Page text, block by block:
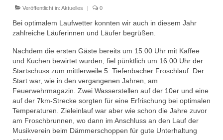
Veröffentlicht in: Aktuelles | 0
Bei optimalem Laufwetter konnten wir auch in diesem Jahr
zahlreiche Läuferinnen und Läufer begrüßen.
Nachdem die ersten Gäste bereits um 15.00 Uhr mit Kaffee
und Kuchen bewirtet wurden, fiel pünktlich um 16.00 Uhr der
Startschuss zum mittlerweile 5. Tiefenbacher Froschlauf. Der
Start war, wie in den vergangenen Jahren, am
Feuerwehrmagazin. Zwei Wasserstellen auf der 10er und eine
auf der 7km-Strecke sorgten für eine Erfrischung bei optimalen
Temperaturen. Zieleinlauf war aber wie schon die Jahre zuvor
am Froschbrunnen, wo dann im Anschluss an den Lauf der
Musikverein beim Dämmerschoppen für gute Unterhaltung